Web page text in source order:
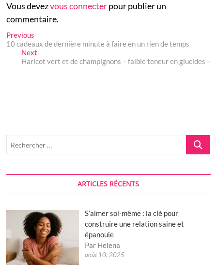
Vous devezvous connecterpour publier un
commentaire.
Navigation
l’article
Previous
post:
10 cadeaux de dernière minute à faire en un rien de temps
NextNext
post:
Haricot vert et de champignons – faible teneur en glucides –
ARTICLES RÉCENTS
S’aimer soi-même : la clé pour
construire une relation saine et
épanouie
Par Helena
août 10, 2025